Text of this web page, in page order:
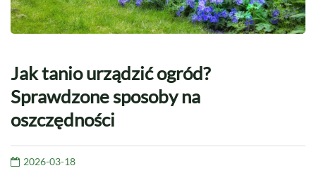
Jak tanio urządzić ogród?
Sprawdzone sposoby na
oszczędności
2026-03-18